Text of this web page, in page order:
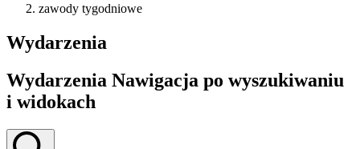
zawody tygodniowe
Wydarzenia
Wydarzenia Nawigacja po wyszukiwaniu
i widokach